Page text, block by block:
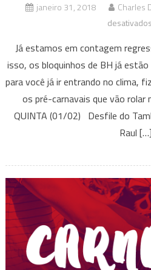
janeiro 31, 2018 Charles
desativados
Já estamos em contagem
isso, os bloquinhos de BH já
para você já ir entrando no clima,
os pré-carnavais que vão rolar
QUINTA (01/02) Desfile do
Raul […]